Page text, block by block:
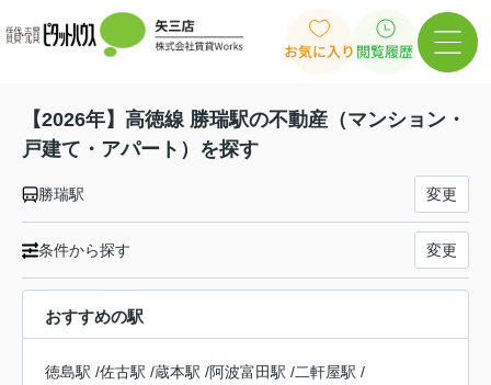
お気に入り 閲覧履歴
【2026年】高徳線 勝瑞駅の不動産（マンション・
戸建て・アパート）を探す
勝瑞駅 変更
条件から探す 変更
おすすめの駅
徳島駅 /佐古駅 /蔵本駅 /阿波富田駅 /二軒屋駅 /